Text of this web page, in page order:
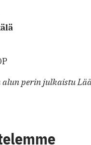
perin julkaistu